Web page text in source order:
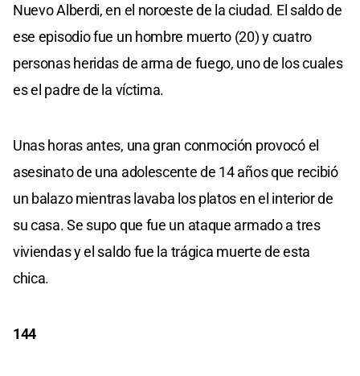
Nuevo Alberdi, en el noroeste de la ciudad. El saldo de
ese episodio fue un hombre muerto (20) y cuatro
personas heridas de arma de fuego, uno de los cuales
es el padre de la víctima.
Unas horas antes, una gran conmoción provocó el
asesinato de una adolescente de 14 años que recibió
un balazo mientras lavaba los platos en el interior de
su casa. Se supo que fue un ataque armado a tres
viviendas y el saldo fue la trágica muerte de esta
chica.
144